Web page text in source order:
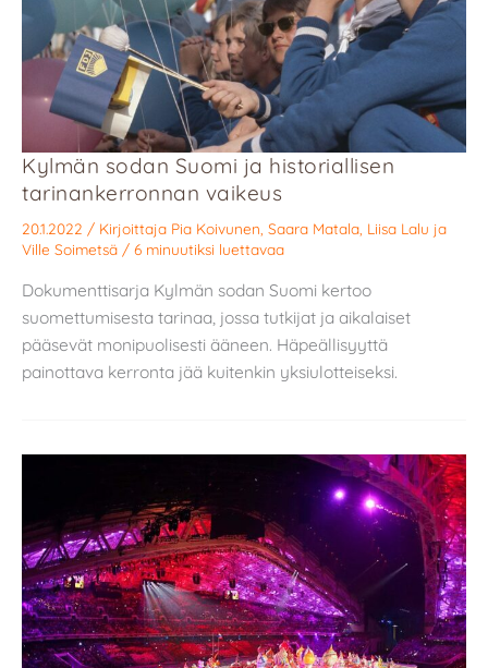
Kylmän sodan Suomi ja historiallisen
tarinankerronnan vaikeus
20.1.2022 / Kirjoittaja Pia Koivunen Saara Matala Liisa Lalu ja
Ville Soimetsä / 6 minuutiksi luettavaa
Dokumenttisarja Kylmän sodan Suomi kertoo
suomettumisesta tarinaa, jossa tutkijat ja aikalaiset
pääsevät monipuolisesti ääneen. Häpeällisyyttä
painottava kerronta jää kuitenkin yksiulotteiseksi.